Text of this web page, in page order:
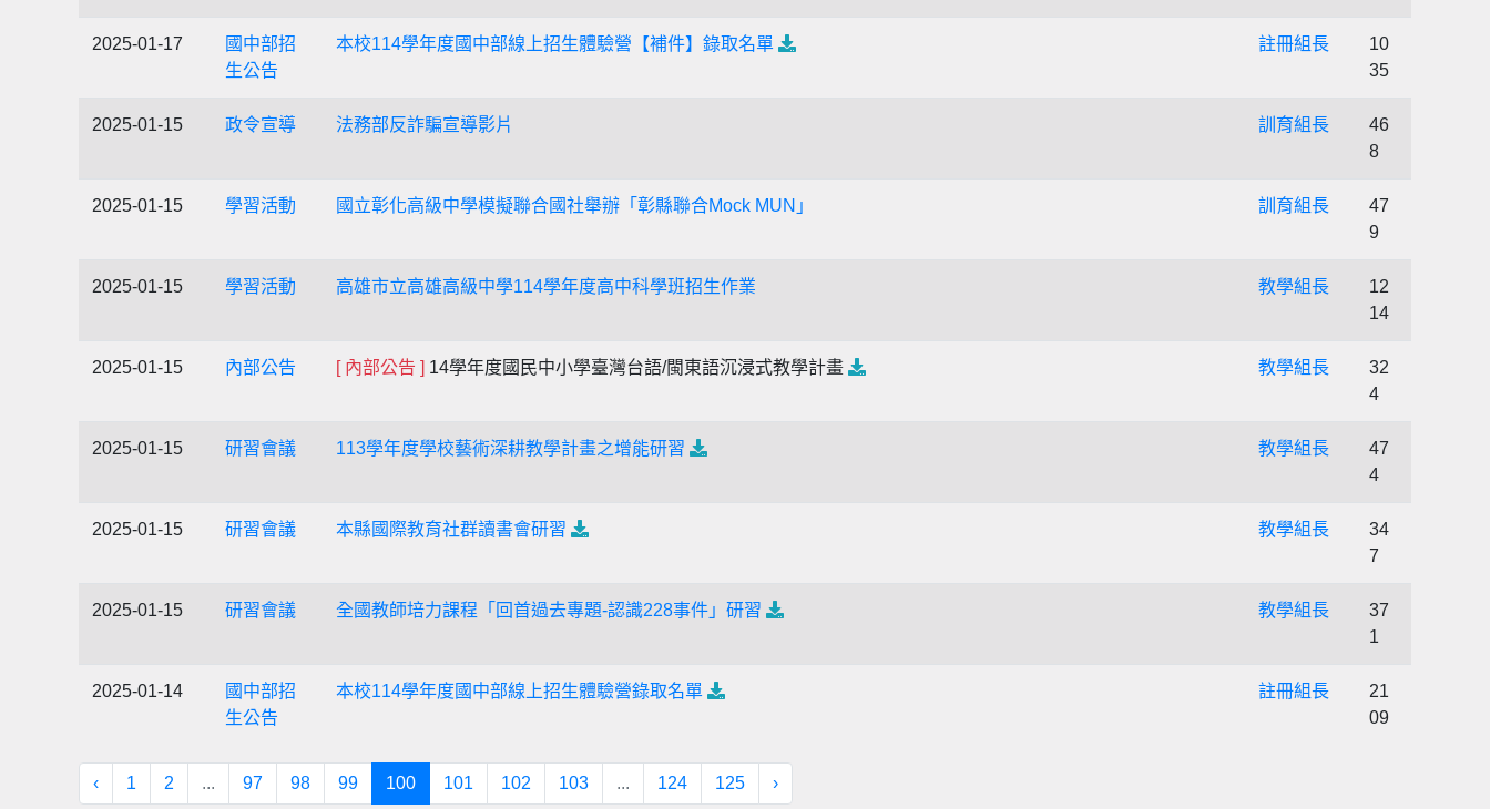
2025-01-17
國中部招
生公告
本校114學年度國中部線上招生體驗營【補件】錄取名單 註冊組長
10
35
2025-01-15 政令宣導 法務部反詐騙宣導影片 訓育組長
46
8
2025-01-15 學習活動 國立彰化高級中學模擬聯合國社舉辦「彰縣聯合Mock MUN」 訓育組長
47
9
2025-01-15 學習活動 高雄市立高雄高級中學114學年度高中科學班招生作業 教學組長
12
14
2025-01-15 內部公告 [ 內部公告 ] 14學年度國民中小學臺灣台語/閩東語沉浸式教學計畫 教學組長
32
4
2025-01-15 研習會議 113學年度學校藝術深耕教學計畫之增能研習 教學組長
47
4
2025-01-15 研習會議 本縣國際教育社群讀書會研習 教學組長
34
7
2025-01-15 研習會議 全國教師培力課程「回首過去專題-認識228事件」研習 教學組長
37
1
2025-01-14
國中部招
生公告
本校114學年度國中部線上招生體驗營錄取名單 註冊組長
21
09
‹ 1 2 ... 97 98 99 100 101 102 103 ... 124 125 ›